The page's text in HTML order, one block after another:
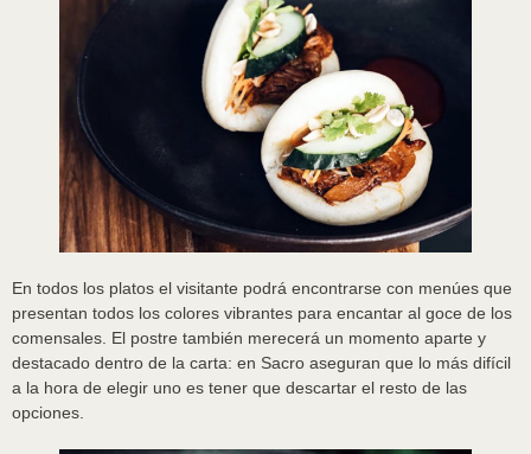
En todos los platos el visitante podrá encontrarse con menúes que
presentan todos los colores vibrantes para encantar al goce de los
comensales. El postre también merecerá un momento aparte y
destacado dentro de la carta: en Sacro aseguran que lo más difícil
a la hora de elegir uno es tener que descartar el resto de las
opciones.